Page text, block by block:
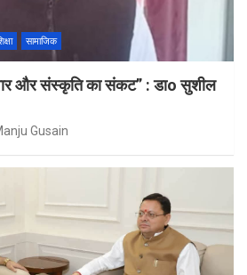
सामाजिक
और संस्कृति का संकट” : डाo सुशील
Gusain